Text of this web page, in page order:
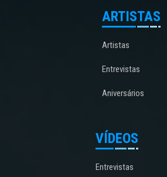
ARTISTAS
Artistas
Entrevistas
Aniversários
VÍDEOS
Entrevistas